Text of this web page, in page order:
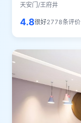
天安门/王府井
4.8很好2778条评价